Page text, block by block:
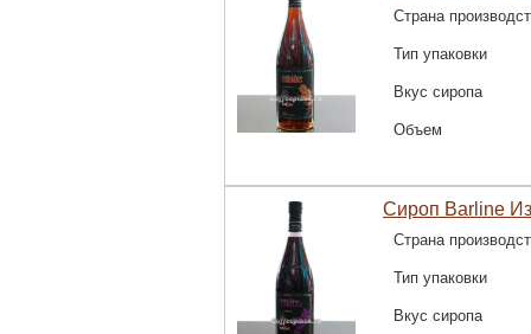
Страна
Тип упаковки
Вкус сиропа
Объем
Сироп Barline
Страна
Тип упаковки
Вкус сиропа